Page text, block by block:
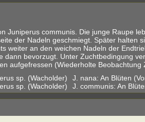
Juniperus communis. Die junge Raupe
der Nadeln geschmiegt. Später halten
weiter an den weichen Nadeln der
dann bevorzugt. Unter Zuchtbedingung
aufgefressen (Wiederholte Beobachtung
sp. (Wacholder)
J. nana: An Blüten
sp. (Wacholder)
J. communis: An